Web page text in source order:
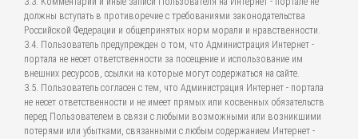
должны вступать в противоречие с требованиями законодательства
Российской Федерации и общепринятых норм морали и нравственности.
3.4. Пользователь предупрежден о том, что Администрация Интернет -
портала не несет ответственности за посещение и использование им
внешних ресурсов, ссылки на которые могут содержаться на сайте.
3.5. Пользователь согласен с тем, что Администрация Интернет - портала
не несет ответственности и не имеет прямых или косвенных обязательств
перед Пользователем в связи с любыми возможными или возникшими
потерями или убытками, связанными с любым содержанием Интернет -